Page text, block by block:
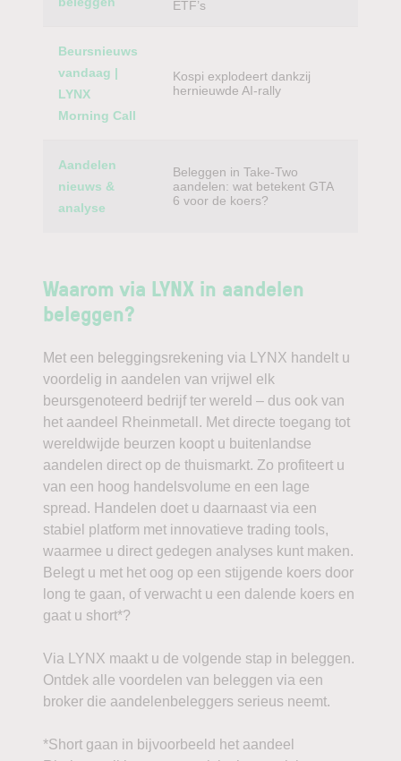
ETF’s
Beursnieuws
vandaag |
LYNX
Morning Call
Kospi explodeert dankzij
hernieuwde AI-rally
Aandelen
nieuws &
analyse
Beleggen in Take-Two
aandelen: wat betekent GTA
6 voor de koers?
Waarom via LYNX in aandelen
beleggen?
Met een beleggingsrekening via LYNX handelt u
voordelig in aandelen van vrijwel elk
beursgenoteerd bedrijf ter wereld – dus ook van
het aandeel Rheinmetall. Met directe toegang tot
wereldwijde beurzen koopt u buitenlandse
aandelen direct op de thuismarkt. Zo profiteert u
van een hoog handelsvolume en een lage
spread. Handelen doet u daarnaast via een
stabiel platform met innovatieve trading tools,
waarmee u direct gedegen analyses kunt maken.
Belegt u met het oog op een stijgende koers door
long te gaan, of verwacht u een dalende koers en
gaat u short*?
Via LYNX maakt u de volgende stap in beleggen.
Ontdek alle voordelen van beleggen via een
broker die aandelenbeleggers serieus neemt.
*Short gaan in bijvoorbeeld het aandeel